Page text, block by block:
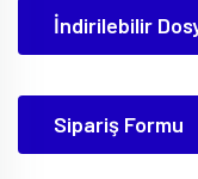
İndirilebilir
Sipariş Formu